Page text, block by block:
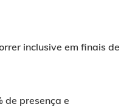
inclusive em finais de
de presença e